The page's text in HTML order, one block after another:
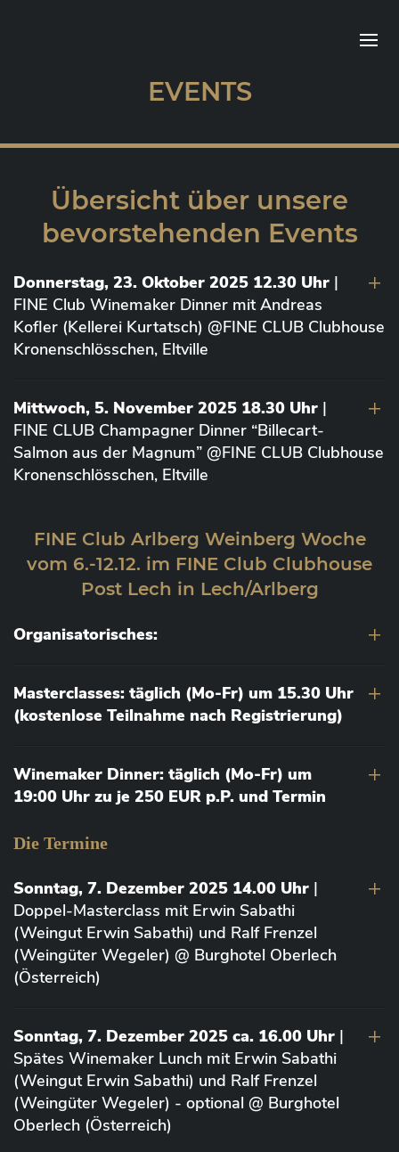
EVENTS
Übersicht über unsere
bevorstehenden Events
Donnerstag, 23. Oktober 2025 12.30 Uhr |
FINE Club Winemaker Dinner mit Andreas
Kofler (Kellerei Kurtatsch) @FINE CLUB Clubhouse
Kronenschlösschen, Eltville
Mittwoch, 5. November 2025 18.30 Uhr |
FINE CLUB Champagner Dinner “Billecart-
Salmon aus der Magnum” @FINE CLUB Clubhouse
Kronenschlösschen, Eltville
FINE Club Arlberg Weinberg Woche
vom 6.-12.12. im FINE Club Clubhouse
Post Lech in Lech/Arlberg
Organisatorisches:
Masterclasses: täglich (Mo-Fr) um 15.30 Uhr
(kostenlose Teilnahme nach Registrierung)
Winemaker Dinner: täglich (Mo-Fr) um
19:00 Uhr zu je 250 EUR p.P. und Termin
Die Termine
Sonntag, 7. Dezember 2025 14.00 Uhr |
Doppel-Masterclass mit Erwin Sabathi
(Weingut Erwin Sabathi) und Ralf Frenzel
(Weingüter Wegeler) @ Burghotel Oberlech
(Österreich)
Sonntag, 7. Dezember 2025 ca. 16.00 Uhr |
Spätes Winemaker Lunch mit Erwin Sabathi
(Weingut Erwin Sabathi) und Ralf Frenzel
(Weingüter Wegeler) - optional @ Burghotel
Oberlech (Österreich)